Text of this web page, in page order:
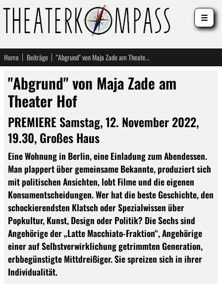
Home Beiträge "Abgrund" von Maja Zade am Theater Hof
"Abgrund" von Maja Zade am
Theater Hof
PREMIERE Samstag, 12. November 2022,
19.30, Großes Haus
Eine Wohnung in Berlin, eine Einladung zum Abendessen.
Man plappert über gemeinsame Bekannte, produziert sich
mit politischen Ansichten, lobt Filme und die eigenen
Konsumentscheidungen. Wer hat die beste Geschichte, den
schockierendsten Klatsch oder Spezialwissen über
Popkultur, Kunst, Design oder Politik? Die Sechs sind
Angehörige der „Latte Macchiato-Fraktion“, Angehörige
einer auf Selbstverwirklichung getrimmten Generation,
erbbegünstigte Mittdreißiger. Sie spreizen sich in ihrer
Individualität.
☰